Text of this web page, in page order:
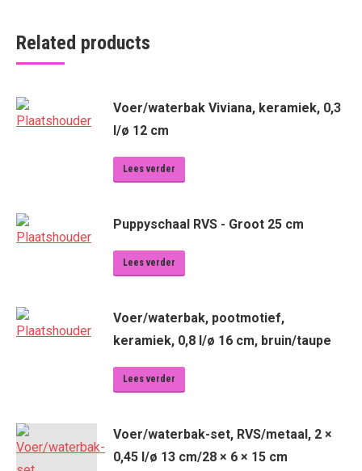
Related products
Voer/waterbak Viviana, keramiek, 0,3
l/ø 12 cm
Lees verder
Puppyschaal RVS - Groot 25 cm
Lees verder
Voer/waterbak, pootmotief,
keramiek, 0,8 l/ø 16 cm, bruin/taupe
Lees verder
Voer/waterbak-set, RVS/metaal, 2 ×
0,45 l/ø 13 cm/28 × 6 × 15 cm